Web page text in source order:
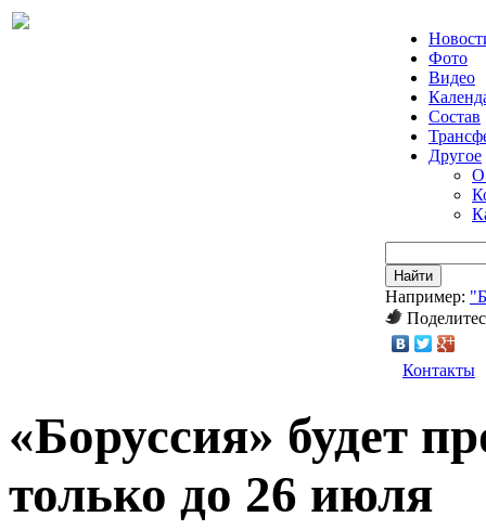
Фото
Видео
Состав
Другое
О
Найти
Например:
Контакты
«Боруссия» будет
только до 26 июля